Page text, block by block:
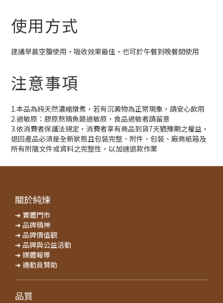
使用方式
建議早晨空腹使用，吸收效果最佳，也可於午餐到晚餐間使用
注意事項
1.本品為純天然濃縮燉煮，若有沉澱物為正常現象，請安心飲用
2.過敏原：膠原熬精魚類過敏原，食品過敏者請留意
3.依消費者保護法規定，消費者享有商品到貨7天猶豫期之權益，
退回產品必須是全新狀態且包裝完整、附件、包裝、廠商紙箱及
所有附隨文件或資料之完整性，以加速退款作業
關於純煉
➔ 實體門市
➔ 品牌精神
➔ 品牌價值觀
➔ 品牌與公益活動
➔ 媒體報導
➔ 運動員贊助
品質